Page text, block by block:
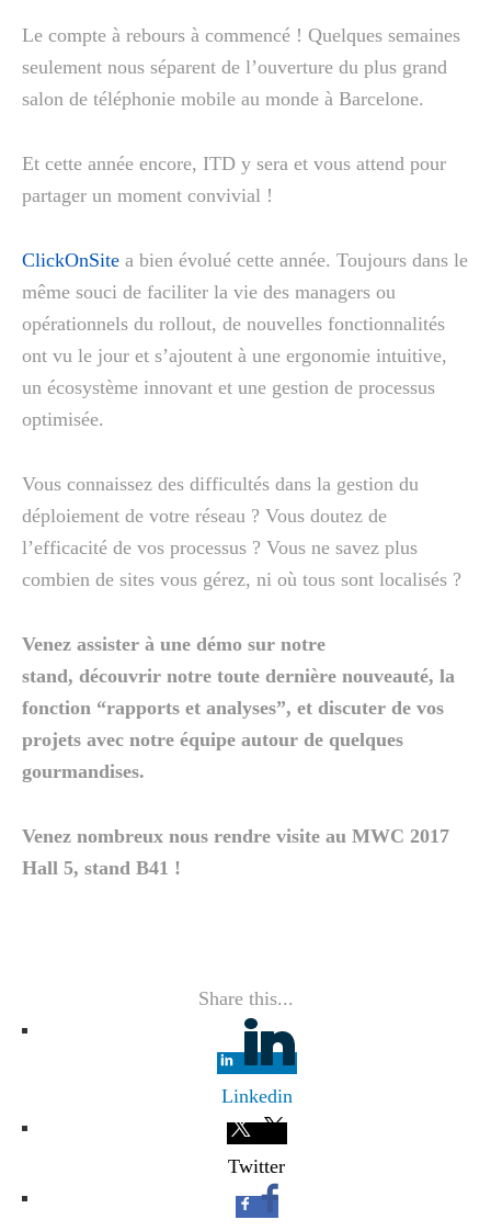
Le compte à rebours à commencé ! Quelques semaines
seulement nous séparent de l’ouverture du plus grand
salon de téléphonie mobile au monde à Barcelone.
Et cette année encore, ITD y sera et vous attend pour
partager un moment convivial !
ClickOnSite a bien évolué cette année. Toujours dans le
même souci de faciliter la vie des managers ou
opérationnels du rollout, de nouvelles fonctionnalités
ont vu le jour et s’ajoutent à une ergonomie intuitive,
un écosystème innovant et une gestion de processus
optimisée.
Vous connaissez des difficultés dans la gestion du
déploiement de votre réseau ? Vous doutez de
l’efficacité de vos processus ? Vous ne savez plus
combien de sites vous gérez, ni où tous sont localisés ?
Venez assister à une démo sur notre
stand, découvrir notre toute dernière nouveauté, la
fonction “rapports et analyses”, et discuter de vos
projets avec notre équipe autour de quelques
gourmandises.
Venez nombreux nous rendre visite au MWC 2017
Hall 5, stand B41 !
Share this...
Linkedin
Twitter